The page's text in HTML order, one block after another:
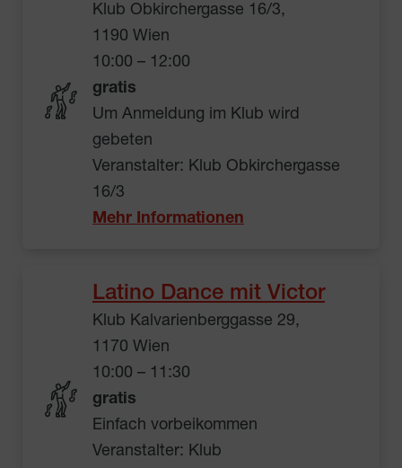
Klub Obkirchergasse 16/3,
1190 Wien
10:00 – 12:00
gratis
Um Anmeldung im Klub wird
gebeten
Veranstalter: Klub Obkirchergasse
16/3
Mehr Informationen
Latino Dance mit Victor
Klub Kalvarienberggasse 29,
1170 Wien
10:00 – 11:30
gratis
Einfach vorbeikommen
Veranstalter: Klub